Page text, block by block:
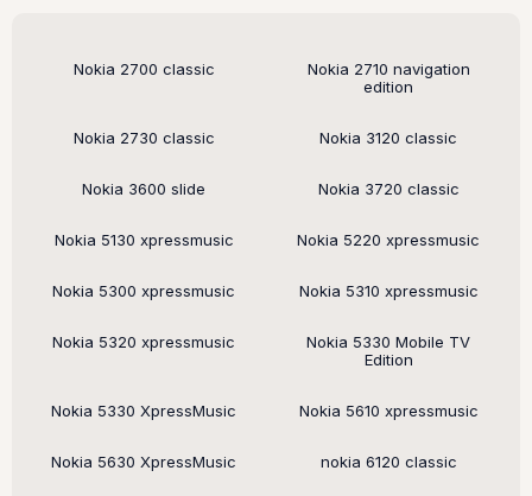
Поддерживаемые модели
Nokia 2700 classic
Nokia 2710 navigation
edition
Nokia 2730 classic Nokia 3120 classic
Nokia 3600 slide Nokia 3720 classic
Nokia 5130 xpressmusic Nokia 5220 xpressmusic
Nokia 5300 xpressmusic Nokia 5310 xpressmusic
Nokia 5320 xpressmusic
Nokia 5330 Mobile TV
Edition
Nokia 5330 XpressMusic Nokia 5610 xpressmusic
Nokia 5630 XpressMusic nokia 6120 classic